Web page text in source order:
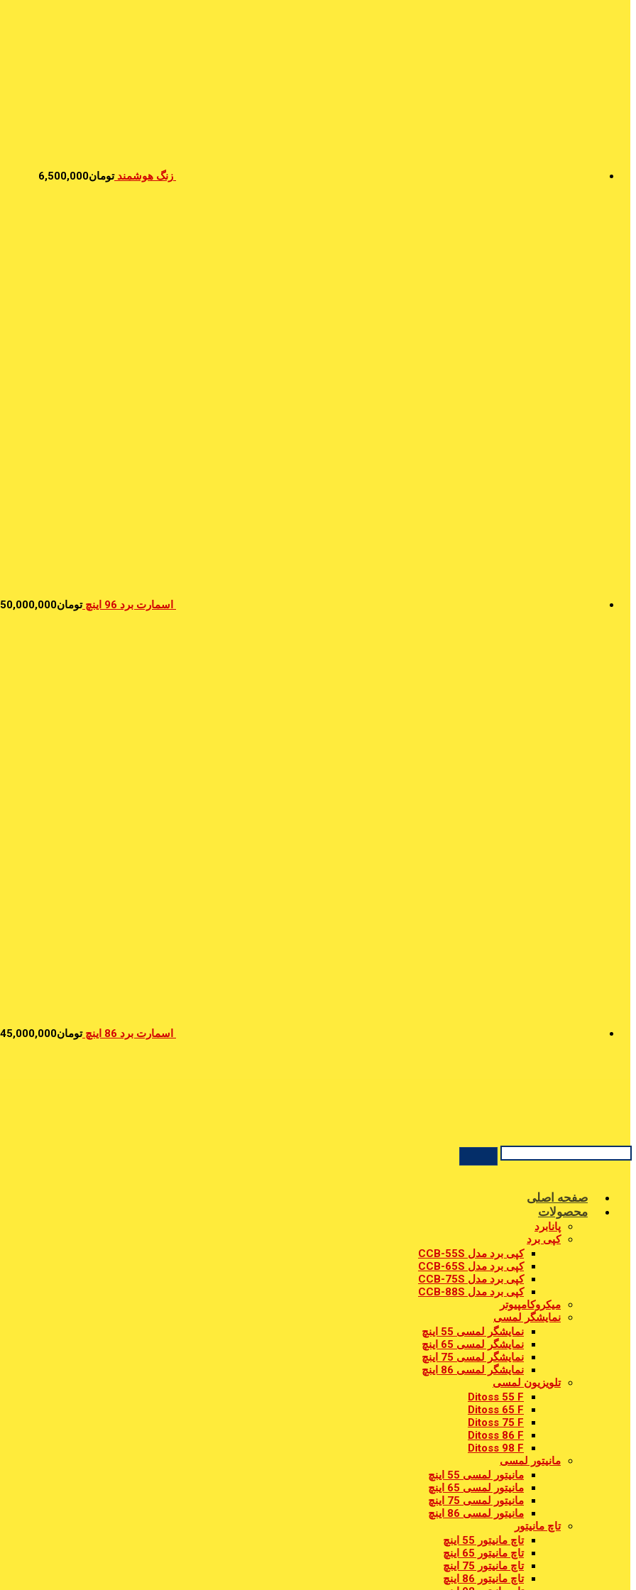
زنگ هوشمند تومان6,500,000
اسمارت برد 96 اینچ تومان
اسمارت برد 86 اینچ تومان
صفحه اصلی
محصولات
پانابرد
کپی برد
کپی برد مدل CCB-55S
کپی برد مدل CCB-65S
کپی برد مدل CCB-75S
کپی برد مدل CCB-88S
میکروکامپیوتر
نمایشگر لمسی
نمایشگر لمسی 55 اینچ
نمایشگر لمسی 65 اینچ
نمایشگر لمسی 75 اینچ
نمایشگر لمسی 86 اینچ
تلویزیون لمسی
Ditoss 55 F
Ditoss 65 F
Ditoss 75 F
Ditoss 86 F
Ditoss 98 F
مانیتور لمسی
مانیتور لمسی 55 اینچ
مانیتور لمسی 65 اینچ
مانیتور لمسی 75 اینچ
مانیتور لمسی 86 اینچ
تاچ مانیتور
تاچ مانیتور 55 اینچ
تاچ مانیتور 65 اینچ
تاچ مانیتور 75 اینچ
تاچ مانیتور 86 اینچ